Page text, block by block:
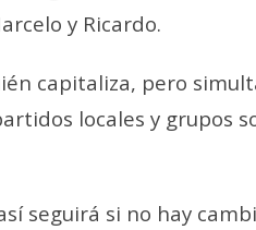
y Ricardo.
capitaliza, pero
locales y grupos
seguirá si no hay